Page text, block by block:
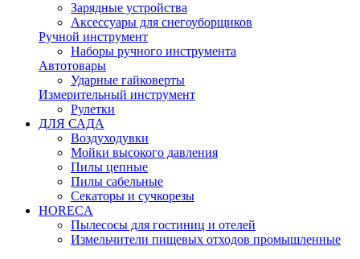
Зарядные устройства
Аксессуары для снегоуборщиков
Ручной инструмент
Наборы ручного инструмента
Автотовары
Ударные гайковерты
Измерительный инструмент
Рулетки
ДЛЯ САДА
Воздуходувки
Мойки высокого давления
Пилы цепные
Пилы сабельные
Секаторы и сучкорезы
HORECA
Пылесосы для гостиниц и отелей
Измельчители пищевых отходов промышленные